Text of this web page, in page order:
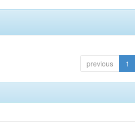
previous 1